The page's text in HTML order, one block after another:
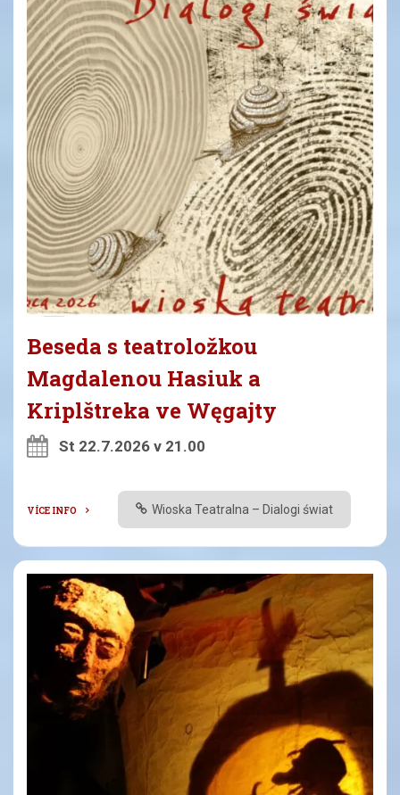
Beseda s teatroložkou
Magdalenou Hasiuk a
Kriplštreka ve Węgajty
St 22.7.2026 v 21.00
VÍCE INFO Wioska Teatralna – Dialogi świat